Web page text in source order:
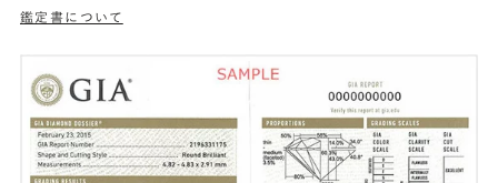
鑑定書について